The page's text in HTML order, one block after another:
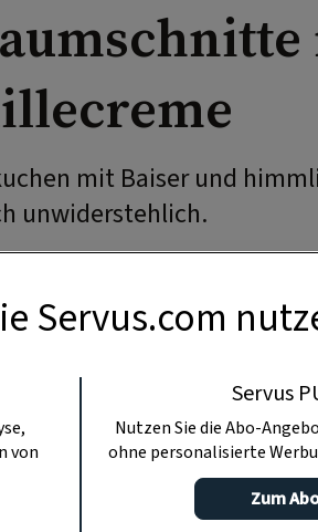
mit Baiser und
unwiderstehlich.
Servus.com
von
Servus
Nutzen Sie die Abo-
ohne personalisierte
Zum